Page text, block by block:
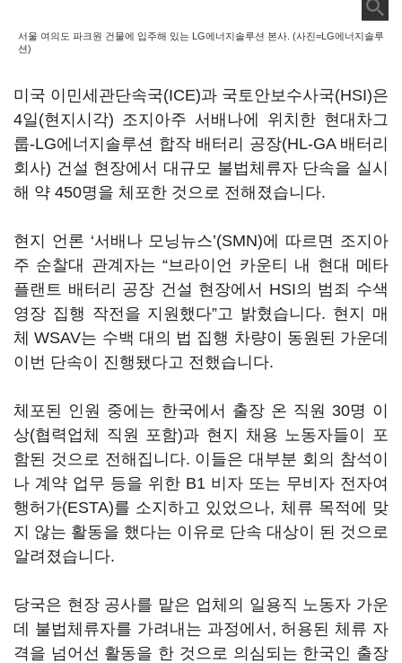
서울 여의도 파크원 건물에 입주해 있는 LG에너지솔루션 본사. (사진=LG에너지솔루
션)
미국 이민세관단속국(ICE)과 국토안보수사국(HSI)은
4일(현지시각) 조지아주 서배나에 위치한 현대차그
룹-LG에너지솔루션 합작 배터리 공장(HL-GA 배터리
회사) 건설 현장에서 대규모 불법체류자 단속을 실시
해 약 450명을 체포한 것으로 전해졌습니다.
현지 언론 ‘서배나 모닝뉴스’(SMN)에 따르면 조지아
주 순찰대 관계자는 “브라이언 카운티 내 현대 메타
플랜트 배터리 공장 건설 현장에서 HSI의 범죄 수색
영장 집행 작전을 지원했다”고 밝혔습니다. 현지 매
체 WSAV는 수백 대의 법 집행 차량이 동원된 가운데
이번 단속이 진행됐다고 전했습니다.
체포된 인원 중에는 한국에서 출장 온 직원 30명 이
상(협력업체 직원 포함)과 현지 채용 노동자들이 포
함된 것으로 전해집니다. 이들은 대부분 회의 참석이
나 계약 업무 등을 위한 B1 비자 또는 무비자 전자여
행허가(ESTA)를 소지하고 있었으나, 체류 목적에 맞
지 않는 활동을 했다는 이유로 단속 대상이 된 것으로
알려졌습니다.
당국은 현장 공사를 맡은 업체의 일용직 노동자 가운
데 불법체류자를 가려내는 과정에서, 허용된 체류 자
격을 넘어선 활동을 한 것으로 의심되는 한국인 출장